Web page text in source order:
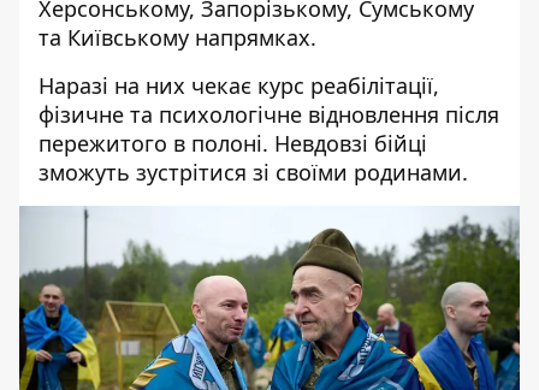
Херсонському, Запорізькому, Сумському
та Київському напрямках.
Наразі на них чекає курс реабілітації,
фізичне та психологічне відновлення після
пережитого в полоні. Невдовзі бійці
зможуть зустрітися зі своїми родинами.